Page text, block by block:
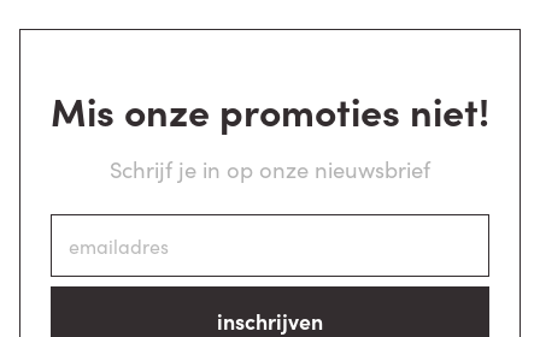
Mis onze promoties niet!
Schrijf je in op onze nieuwsbrief
inschrijven